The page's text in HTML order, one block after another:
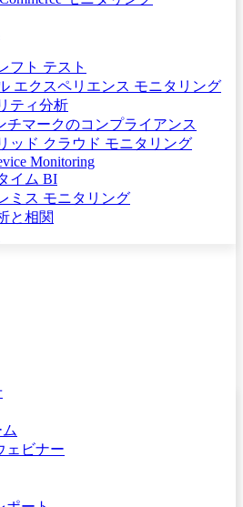
フト テスト
エクスペリエンス モニタリング
ティ分析
チマークのコンプライアンス
ッド クラウド モニタリング
Monitoring
イム BI
ミス モニタリング
と相関
ェビナー